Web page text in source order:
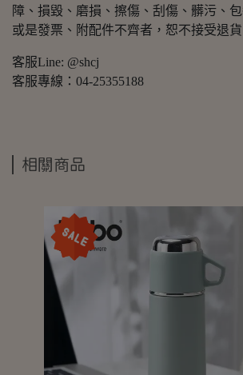
障、損毀、磨損、擦傷、刮傷、髒污、
或是發票、附配件不齊者，恕不接受退貨
客服Line: @shcj
客服專線：04-25355188
相關商品